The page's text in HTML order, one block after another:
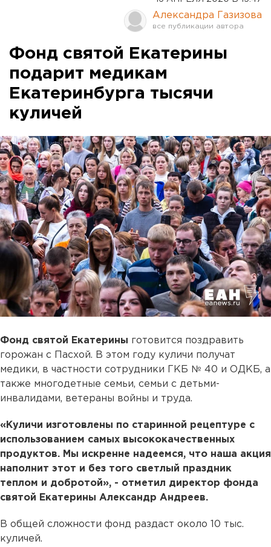
Александра Газизова
Фонд святой Екатерины
подарит медикам
Екатеринбурга тысячи
куличей
Фонд святой Екатерины готовится поздравить
горожан с Пасхой. В этом году куличи получат
медики, в частности сотрудники ГКБ № 40 и ОДКБ, а
также многодетные семьи, семьи с детьми-
инвалидами, ветераны войны и труда.
«Куличи изготовлены по старинной рецептуре с
использованием самых высококачественных
продуктов. Мы искренне надеемся, что наша акция
наполнит этот и без того светлый праздник
теплом и добротой», - отметил директор фонда
святой Екатерины Александр Андреев.
В общей сложности фонд раздаст около 10 тыс.
куличей.